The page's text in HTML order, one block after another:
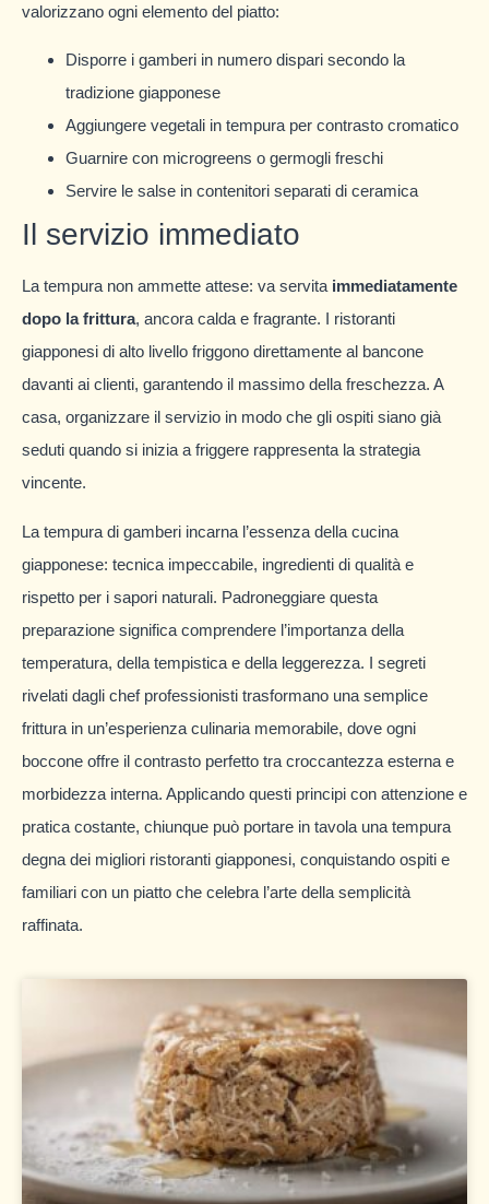
valorizzano ogni elemento del piatto:
Disporre i gamberi in numero dispari secondo la
tradizione giapponese
Aggiungere vegetali in tempura per contrasto cromatico
Guarnire con microgreens o germogli freschi
Servire le salse in contenitori separati di ceramica
Il servizio immediato
La tempura non ammette attese: va servita immediatamente
dopo la frittura, ancora calda e fragrante. I ristoranti
giapponesi di alto livello friggono direttamente al bancone
davanti ai clienti, garantendo il massimo della freschezza. A
casa, organizzare il servizio in modo che gli ospiti siano già
seduti quando si inizia a friggere rappresenta la strategia
vincente.
La tempura di gamberi incarna l’essenza della cucina
giapponese: tecnica impeccabile, ingredienti di qualità e
rispetto per i sapori naturali. Padroneggiare questa
preparazione significa comprendere l’importanza della
temperatura, della tempistica e della leggerezza. I segreti
rivelati dagli chef professionisti trasformano una semplice
frittura in un’esperienza culinaria memorabile, dove ogni
boccone offre il contrasto perfetto tra croccantezza esterna e
morbidezza interna. Applicando questi principi con attenzione e
pratica costante, chiunque può portare in tavola una tempura
degna dei migliori ristoranti giapponesi, conquistando ospiti e
familiari con un piatto che celebra l’arte della semplicità
raffinata.